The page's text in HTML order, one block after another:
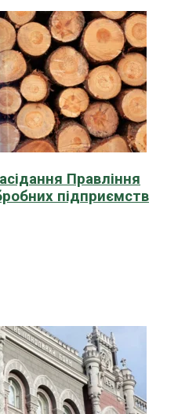
Правління
підприємств